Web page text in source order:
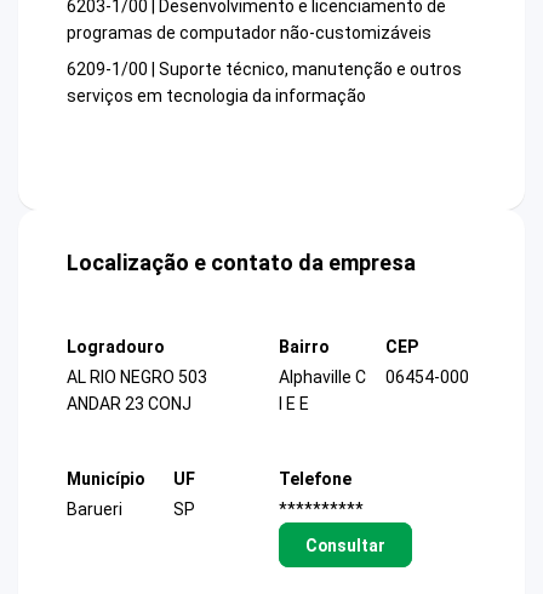
6203-1/00 | Desenvolvimento e licenciamento de
programas de computador não-customizáveis
6209-1/00 | Suporte técnico, manutenção e outros
serviços em tecnologia da informação
Localização e contato da empresa
Logradouro
AL RIO NEGRO 503
ANDAR 23 CONJ
Bairro
Alphaville C
I E E
CEP
06454-000
Município
Barueri
UF
SP
Telefone
**********
Consultar